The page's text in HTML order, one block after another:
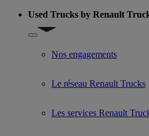
Used Trucks by Renault
Show submenu for Used Trucks
Nos engagements
Le réseau Renault Trucks
Les services Renault